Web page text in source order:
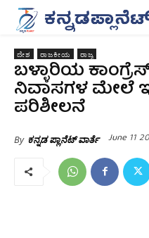
ದೇಶ ರಾಜಕೀಯ ರಾಜ್ಯ
ಬಳ್ಳಾರಿಯ
ನಿವಾಸಗಳ‌ ಮೇಲೆ
ಪರಿಶೀಲನೆ
By ಕನ್ನಡ ಪ್ಲಾನೆಟ್ ವಾರ್ತೆ June 11